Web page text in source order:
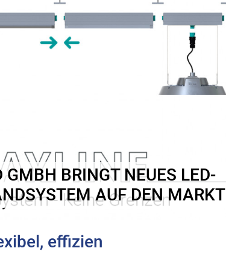
GMBH BRINGT NEUES LED-
AUF DEN MARKT
effizien